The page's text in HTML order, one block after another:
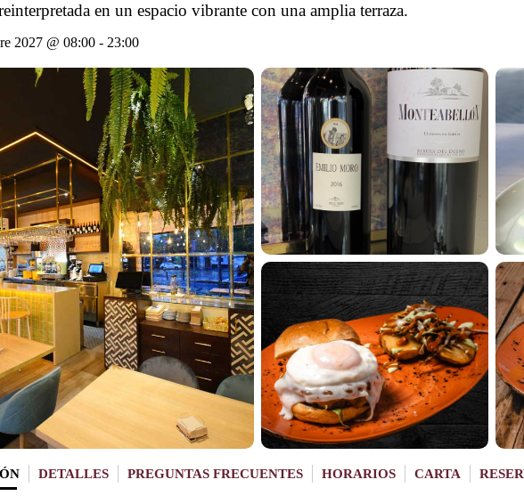
en un espacio vibrante con una amplia terraza.
2027 @ 08:00 - 23:00
DETALLES PREGUNTAS FRECUENTES HORARIOS CARTA